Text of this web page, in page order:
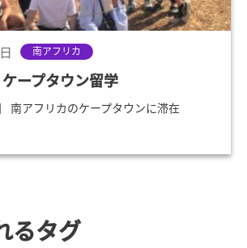
南アフリカ
ープタウン留学
南アフリカのケープタウンに滞在
るタグ